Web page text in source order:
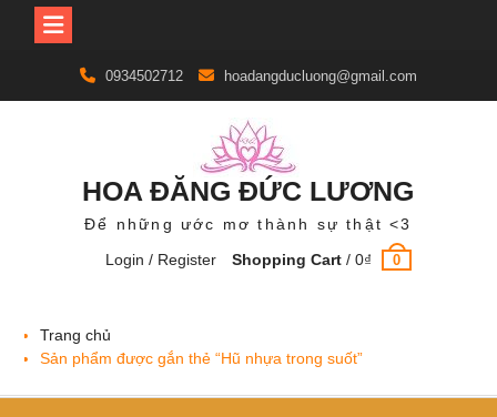
content
0934502712 hoadangducluong@gmail.com
HOA ĐĂNG ĐỨC LƯƠNG
Để những ước mơ thành sự thật <3
Login / Register
Shopping Cart /0₫ 0
Trang chủ
Sản phẩm được gắn thẻ “Hũ nhựa trong suốt”